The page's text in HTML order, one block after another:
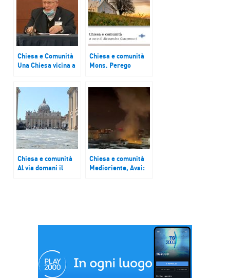
Chiesa e Comunità
Una Chiesa vicina a
Chiesa e comunità
Mons. Perego
tentativo di accordo
con la Tunisia sui
Chiesa e comunità
Al via domani il
Chiesa e comunità
Medioriente, Avsi: